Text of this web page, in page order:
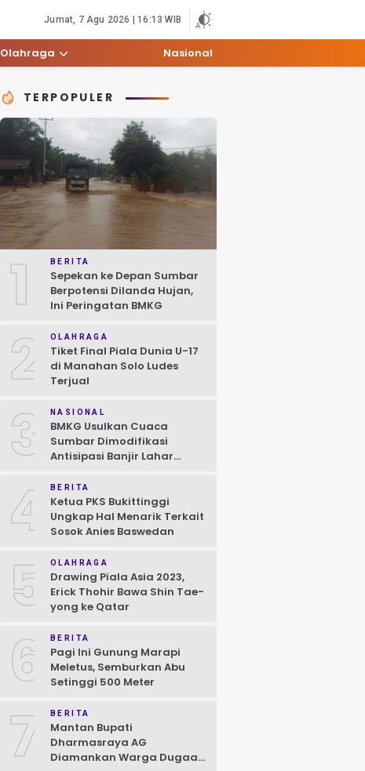
Jumat, 7 Agu 2026 | 16:13 WIB
Olahraga Nasional
TERPOPULER
1 BERITA
Sepekan ke Depan Sumbar
Berpotensi Dilanda Hujan,
Ini Peringatan BMKG
2 OLAHRAGA
Tiket Final Piala Dunia U-17
di Manahan Solo Ludes
Terjual
3 NASIONAL
BMKG Usulkan Cuaca
Sumbar Dimodifikasi
Antisipasi Banjir Lahar
4 BERITA
Ketua PKS Bukittinggi
Ungkap Hal Menarik Terkait
Sosok Anies Baswedan
5 OLAHRAGA
Drawing Piala Asia 2023,
Erick Thohir Bawa Shin Tae-
yong ke Qatar
6 BERITA
Pagi Ini Gunung Marapi
Meletus, Semburkan Abu
Setinggi 500 Meter
7 BERITA
Mantan Bupati
Dharmasraya AG
Diamankan Warga Dugaan